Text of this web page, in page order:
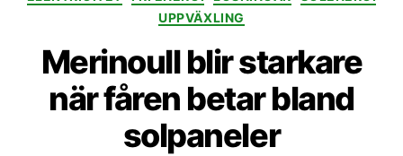
UPPVÄXLING
Merinoull blir starkare
när fåren betar bland
solpaneler